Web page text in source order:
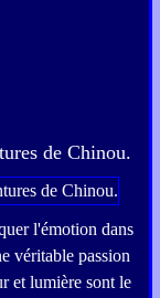
de Chinou.
l'émotion dans
véritable passion
et lumière sont le